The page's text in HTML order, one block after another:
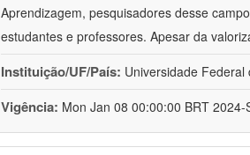
Aprendizagem, pesquisadores desse
estudantes e professores. Apesar da
Instituição/UF/País: Universidade Federal
Vigência: Mon Jan 08 00:00:00 BRT